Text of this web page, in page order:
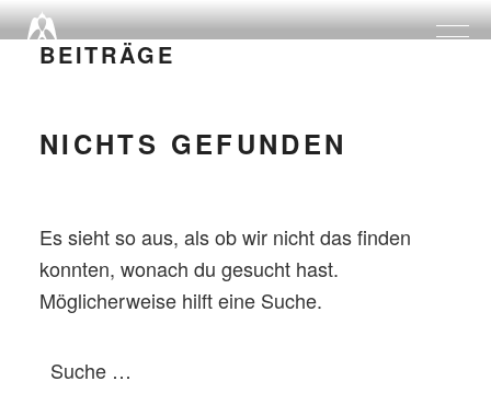
Zum
InhaltBEITRÄGE
NICHTS GEFUNDEN
Es sieht so aus, als ob wir nicht das finden
konnten, wonach du gesucht hast.
Möglicherweise hilft eine Suche.
Suche